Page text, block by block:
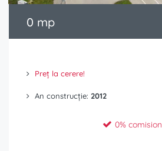
0 mp
Preț la cerere!
An construcție: 2012
0% comision